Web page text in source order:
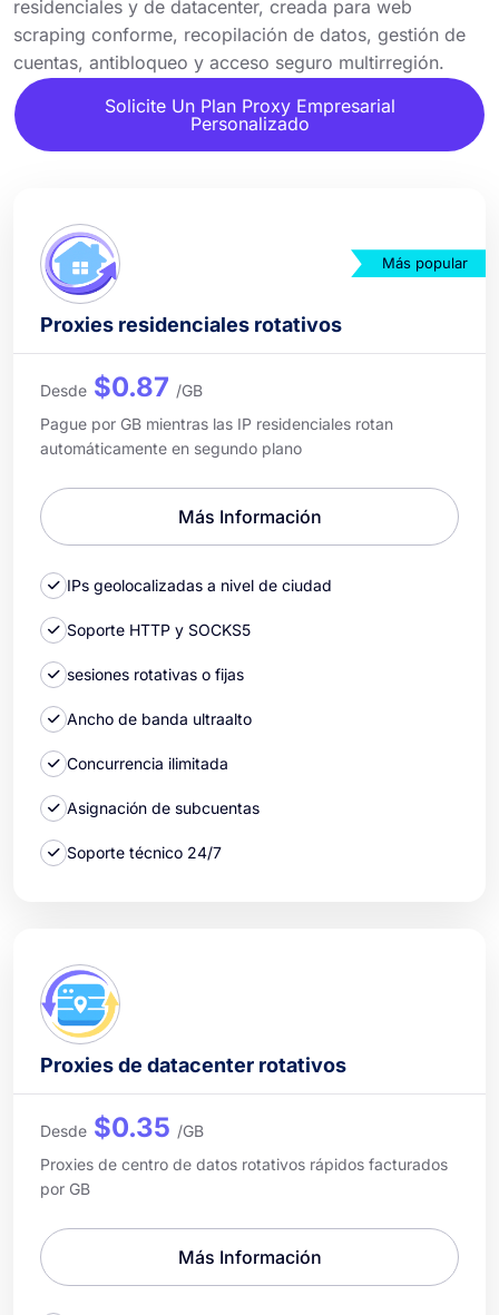
residenciales y de datacenter, creada para web
scraping conforme, recopilación de datos, gestión de
cuentas, antibloqueo y acceso seguro multirregión.
Solicite Un Plan Proxy Empresarial
Personalizado
Más popular
Proxies residenciales rotativos
Desde $0.87 /GB
Pague por GB mientras las IP residenciales rotan
automáticamente en segundo plano
Más Información
IPs geolocalizadas a nivel de ciudad
Soporte HTTP y SOCKS5
sesiones rotativas o fijas
Ancho de banda ultraalto
Concurrencia ilimitada
Asignación de subcuentas
Soporte técnico 24/7
Proxies de datacenter rotativos
Desde $0.35 /GB
Proxies de centro de datos rotativos rápidos facturados
por GB
Más Información